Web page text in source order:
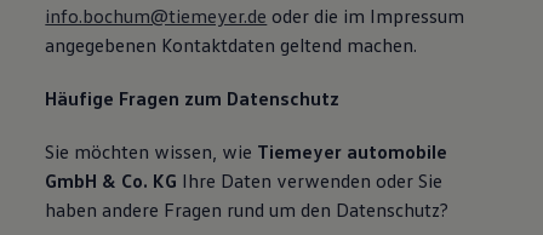
info.bochum@tiemeyer.de oder die im Impressum
angegebenen Kontaktdaten geltend machen.
Häufige Fragen zum Datenschutz
Sie möchten wissen, wie Tiemeyer automobile
GmbH & Co. KG Ihre Daten verwenden oder Sie
haben andere Fragen rund um den Datenschutz?